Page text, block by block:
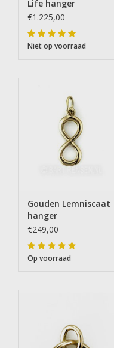
Life hanger
€1.225,00
Niet op voorraad
Gouden Lemniscaat
hanger
€249,00
Op voorraad